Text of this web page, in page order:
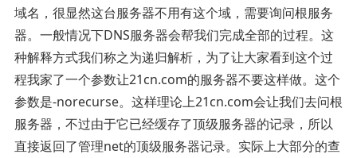
域名，很显然这台服务器不用有这个域，需要询问根服务
器。一般情况下DNS服务器会帮我们完成全部的过程。这
种解释方式我们称之为递归解析，为了让大家看到这个过
程我家了一个参数让21cn.com的服务器不要这样做。这个
参数是-norecurse。这样理论上21cn.com会让我们去问根
服务器，不过由于它已经缓存了顶级服务器的记录，所以
直接返回了管理net的顶级服务器记录。实际上大部分的查